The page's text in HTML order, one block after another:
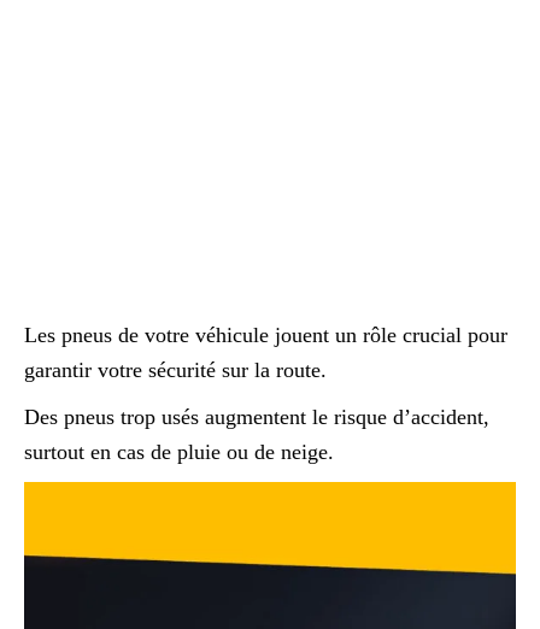
Les pneus de votre véhicule jouent un rôle crucial pour
garantir votre sécurité sur la route.
Des pneus trop usés augmentent le risque d’accident,
surtout en cas de pluie ou de neige.